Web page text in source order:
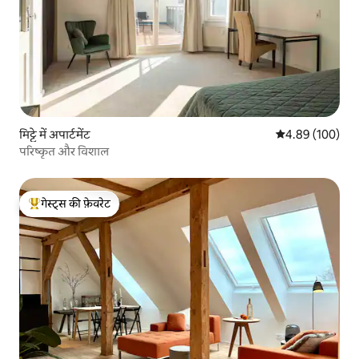
मिट्टे में अपार्टमेंट औसत रेटिंग 5 में से
4.89 (100)
परिष्कृत और विशाल
गेस्ट्स का टॉप फ़ेवरेट
गेस्ट्स की फ़ेवरेट